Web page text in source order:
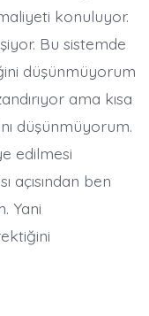
konuluyor.
Bu sistemde
düşünmüyorum
ama kısa
düşünmüyorum.
edilmesi
açısından ben
Yani